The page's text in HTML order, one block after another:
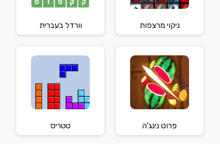
ניקוי מרצפות וורדל בעברית
פרוט נינג'ה טטריס